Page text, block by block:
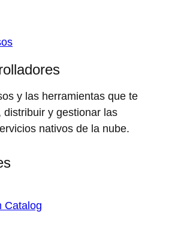
y las herramientas que te
distribuir y gestionar las
nativos de la nube.
Catalog